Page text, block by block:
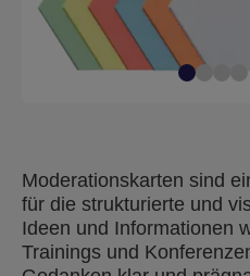
Moderationskarten sind
für die strukturierte und
Ideen und Informationen
Trainings und